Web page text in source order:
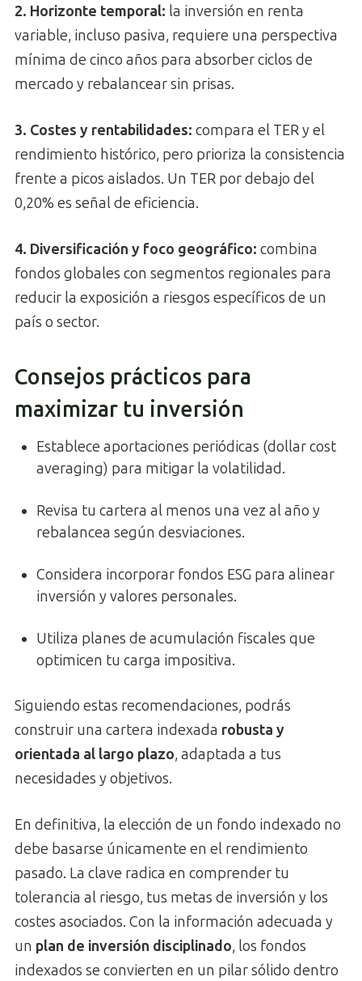
2. Horizonte temporal: la inversión en renta
variable, incluso pasiva, requiere una perspectiva
mínima de cinco años para absorber ciclos de
mercado y rebalancear sin prisas.
3. Costes y rentabilidades: compara el TER y el
rendimiento histórico, pero prioriza la consistencia
frente a picos aislados. Un TER por debajo del
0,20% es señal de eficiencia.
4. Diversificación y foco geográfico: combina
fondos globales con segmentos regionales para
reducir la exposición a riesgos específicos de un
país o sector.
Consejos prácticos para
maximizar tu inversión
Establece aportaciones periódicas (dollar cost
averaging) para mitigar la volatilidad.
Revisa tu cartera al menos una vez al año y
rebalancea según desviaciones.
Considera incorporar fondos ESG para alinear
inversión y valores personales.
Utiliza planes de acumulación fiscales que
optimicen tu carga impositiva.
Siguiendo estas recomendaciones, podrás
construir una cartera indexada robusta y
orientada al largo plazo, adaptada a tus
necesidades y objetivos.
En definitiva, la elección de un fondo indexado no
debe basarse únicamente en el rendimiento
pasado. La clave radica en comprender tu
tolerancia al riesgo, tus metas de inversión y los
costes asociados. Con la información adecuada y
un plan de inversión disciplinado, los fondos
indexados se convierten en un pilar sólido dentro